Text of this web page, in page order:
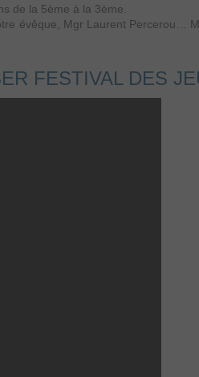
de la 5ème à la 3ème.
évêque, Mgr Laurent Percerou…
FESTIVAL DES